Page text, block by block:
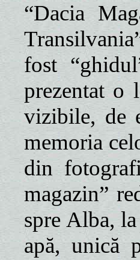
“Dacia
fost
prezentat o
vizibile, de
memoria
din
magazin”
spre Alba,
apă, unică